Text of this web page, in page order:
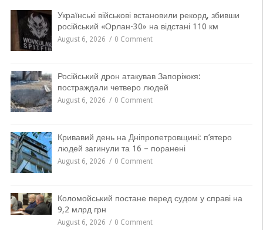
Українські військові встановили рекорд, збивши
російський «Орлан-30» на відстані 110 км
August 6, 2026 0 Comment
Російський дрон атакував Запоріжжя:
постраждали четверо людей
August 6, 2026 0 Comment
Кривавий день на Дніпропетровщині: п’ятеро
людей загинули та 16 – поранені
August 6, 2026 0 Comment
Коломойський постане перед судом у справі на
9,2 млрд грн
August 6, 2026 0 Comment